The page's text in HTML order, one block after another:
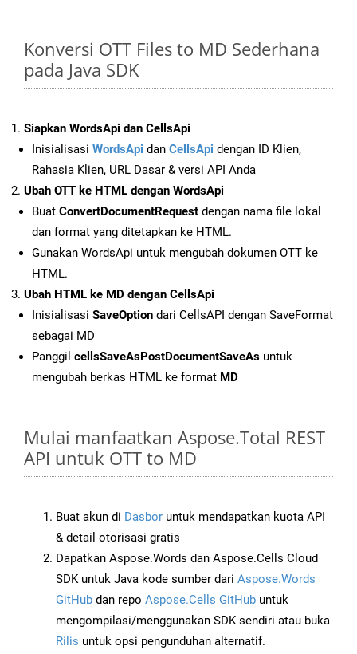
Konversi OTT Files to MD Sederhana
pada Java SDK
Siapkan WordsApi dan CellsApi
Inisialisasi WordsApi dan CellsApi dengan ID Klien,
Rahasia Klien, URL Dasar & versi API Anda
Ubah OTT ke HTML dengan WordsApi
Buat ConvertDocumentRequest dengan nama file lokal
dan format yang ditetapkan ke HTML.
Gunakan WordsApi untuk mengubah dokumen OTT ke
HTML.
Ubah HTML ke MD dengan CellsApi
Inisialisasi SaveOption dari CellsAPI dengan SaveFormat
sebagai MD
Panggil cellsSaveAsPostDocumentSaveAs untuk
mengubah berkas HTML ke format MD
Mulai manfaatkan Aspose.Total REST
API untuk OTT to MD
Buat akun di Dasbor untuk mendapatkan kuota API
& detail otorisasi gratis
Dapatkan Aspose.Words dan Aspose.Cells Cloud
SDK untuk Java kode sumber dari Aspose.Words
GitHub dan repo Aspose.Cells GitHub untuk
mengompilasi/menggunakan SDK sendiri atau buka
Rilis untuk opsi pengunduhan alternatif.